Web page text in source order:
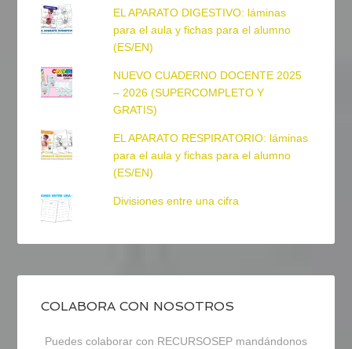
EL APARATO DIGESTIVO: láminas
para el aula y fichas para el alumno
(ES/EN)
NUEVO CUADERNO DOCENTE 2025
– 2026 (SUPERCOMPLETO Y
GRATIS)
EL APARATO RESPIRATORIO: láminas
para el aula y fichas para el alumno
(ES/EN)
Divisiones entre una cifra
COLABORA CON NOSOTROS
Puedes colaborar con RECURSOSEP mandándonos